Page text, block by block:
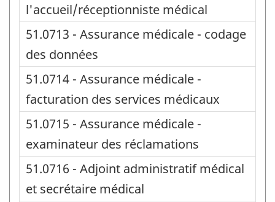
l'accueil/réceptionniste médical
51.0713 - Assurance médicale - codage
des données
51.0714 - Assurance médicale -
facturation des services médicaux
51.0715 - Assurance médicale -
examinateur des réclamations
51.0716 - Adjoint administratif médical
et secrétaire médical